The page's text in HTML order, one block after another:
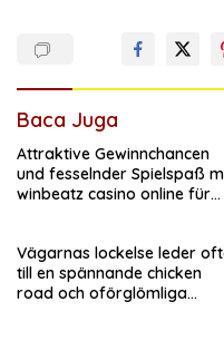
Baca Juga
Attraktive Gewinnchancen
und fesselnder Spielspaß
winbeatz casino online für
Vägarnas lockelse leder
till en spännande chicken
road och oförglömliga